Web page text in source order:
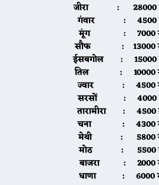
जीरा: 28000 से
गंवार: 4500 से
मूंग: 7000 से
सौफ: 13000 से
ईसबगोल: 15000 से
तिल: 10000 से
ज्वार: 4500 से
सरसों: 4000 से
तारामीरा: 4500 से
चना: 4300 से
मेथी: 5800 से
मोठ
: 5500
बाजरा: 2000 से
धाणा: 6000 से